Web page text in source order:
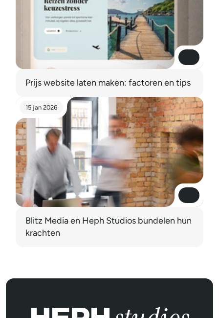
Read More
Read More
Prijs website laten maken: factoren en tips
Read More
Read More
15 jan 2026
Blitz Media en Heph Studios bundelen hun
krachten